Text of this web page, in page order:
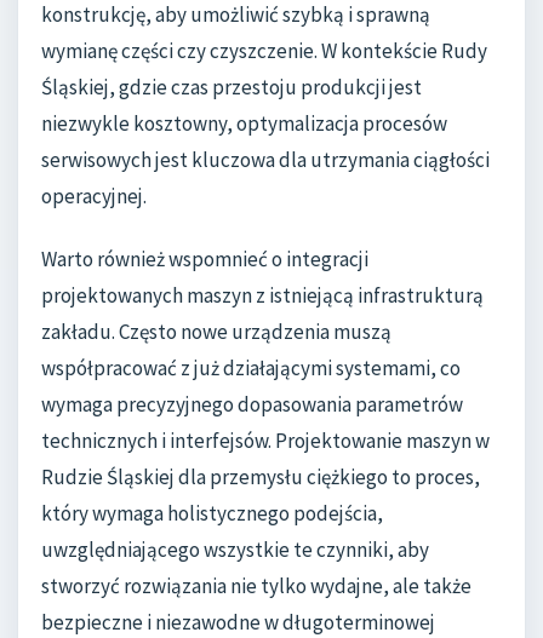
konstrukcję, aby umożliwić szybką i sprawną
wymianę części czy czyszczenie. W kontekście Rudy
Śląskiej, gdzie czas przestoju produkcji jest
niezwykle kosztowny, optymalizacja procesów
serwisowych jest kluczowa dla utrzymania ciągłości
operacyjnej.
Warto również wspomnieć o integracji
projektowanych maszyn z istniejącą infrastrukturą
zakładu. Często nowe urządzenia muszą
współpracować z już działającymi systemami, co
wymaga precyzyjnego dopasowania parametrów
technicznych i interfejsów. Projektowanie maszyn w
Rudzie Śląskiej dla przemysłu ciężkiego to proces,
który wymaga holistycznego podejścia,
uwzględniającego wszystkie te czynniki, aby
stworzyć rozwiązania nie tylko wydajne, ale także
bezpieczne i niezawodne w długoterminowej